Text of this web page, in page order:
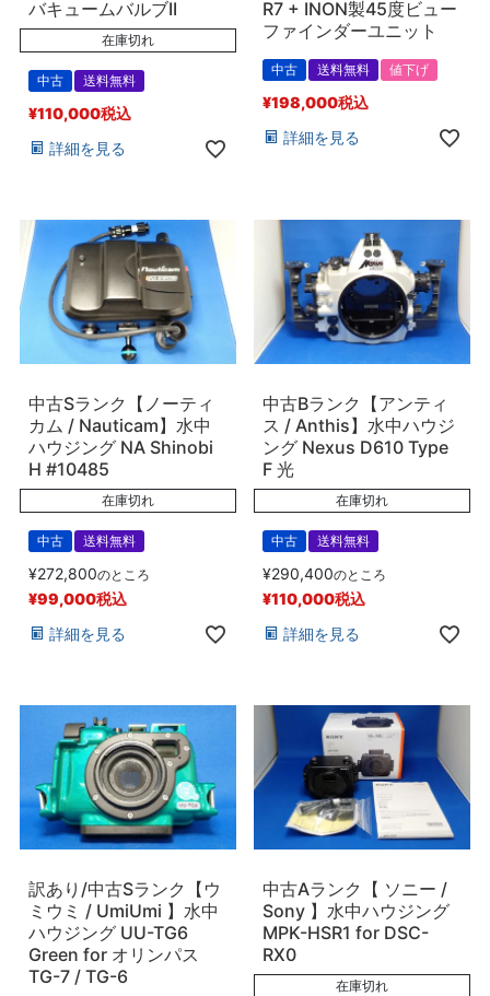
バキュームバルブII
在庫切れ
中古 送料無料
¥110,000税込
詳細を見る
R7 + INON製45度ビュー
ファインダーユニット
中古 送料無料 値下げ
¥198,000税込
詳細を見る
中古Sランク【ノーティ
カム / Nauticam】水中
ハウジング NA Shinobi
H #10485
在庫切れ
中古 送料無料
¥272,800のところ
¥99,000税込
詳細を見る
中古Bランク【アンティ
ス / Anthis】水中ハウジ
ング Nexus D610 Type
F 光
在庫切れ
中古 送料無料
¥290,400のところ
¥110,000税込
詳細を見る
訳あり/中古Sランク【ウ
ミウミ / UmiUmi 】水中
ハウジング UU-TG6
Green for オリンパス
TG-7 / TG-6
中古Aランク【 ソニー /
Sony 】水中ハウジング
MPK-HSR1 for DSC-
RX0
在庫切れ